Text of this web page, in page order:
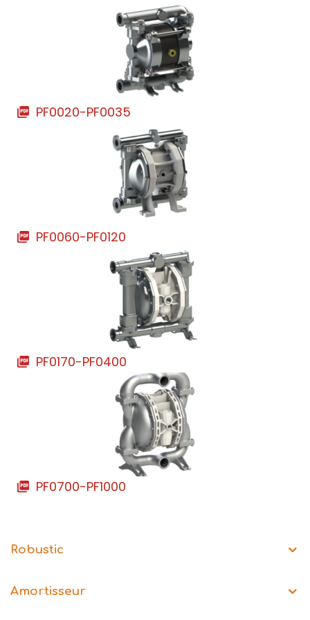
PF0020-PF0035
PF0060-PF0120
PF0170-PF0400
PF0700-PF1000
Robustic
Amortisseur